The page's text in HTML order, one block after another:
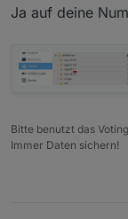
Ja auf deine
Bitte benutzt das
Immer Daten sichern!